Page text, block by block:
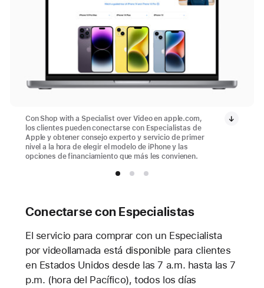
Con Shop with a Specialist over Video en apple.com,
los clientes pueden conectarse con Especialistas de
Apple y obtener consejo experto y servicio de primer
nivel a la hora de elegir el modelo de iPhone y las
opciones de financiamiento que más les convienen.
Conectarse con Especialistas
El servicio para comprar con un Especialista
por videollamada está disponible para clientes
en Estados Unidos desde las 7 a.m. hasta las 7
p.m. (hora del Pacífico), todos los días